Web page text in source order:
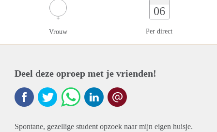
Vrouw
06
Per direct
Deel deze oproep met je vrienden!
Spontane, gezellige student opzoek naar mijn eigen huisje.